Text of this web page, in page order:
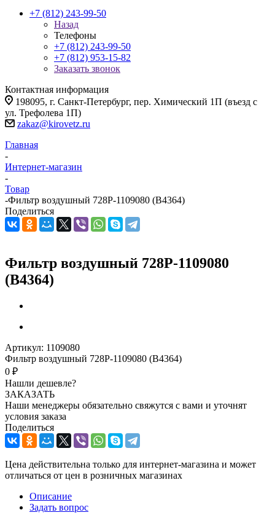
+7 (812) 243-99-50
Назад
Телефоны
+7 (812) 243-99-50
+7 (812) 953-15-82
Заказать звонок
Контактная информация
198095, г. Санкт-Петербург, пер. Химический 1П (въезд с
ул. Трефолева 1П)
zakaz@kirovetz.ru
Главная
-
Интернет-магазин
-
Товар
-Фильтр воздушный 728Р-1109080 (В4364)
Поделиться
Фильтр воздушный 728Р-1109080
(В4364)
Артикул: 1109080
Фильтр воздушный 728Р-1109080 (В4364)
0 ₽
Нашли дешевле?
ЗАКАЗАТЬ
Наши менеджеры обязательно свяжутся с вами и уточнят
условия заказа
Поделиться
Цена действительна только для интернет-магазина и может
отличаться от цен в розничных магазинах
Описание
Задать вопрос